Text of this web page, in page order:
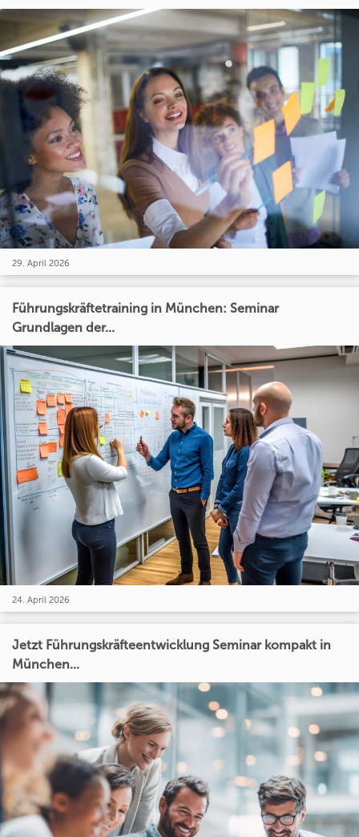
29. April 2026
Führungskräftetraining in München: Seminar
Grundlagen der...
24. April 2026
Jetzt Führungskräfteentwicklung Seminar kompakt in
München...